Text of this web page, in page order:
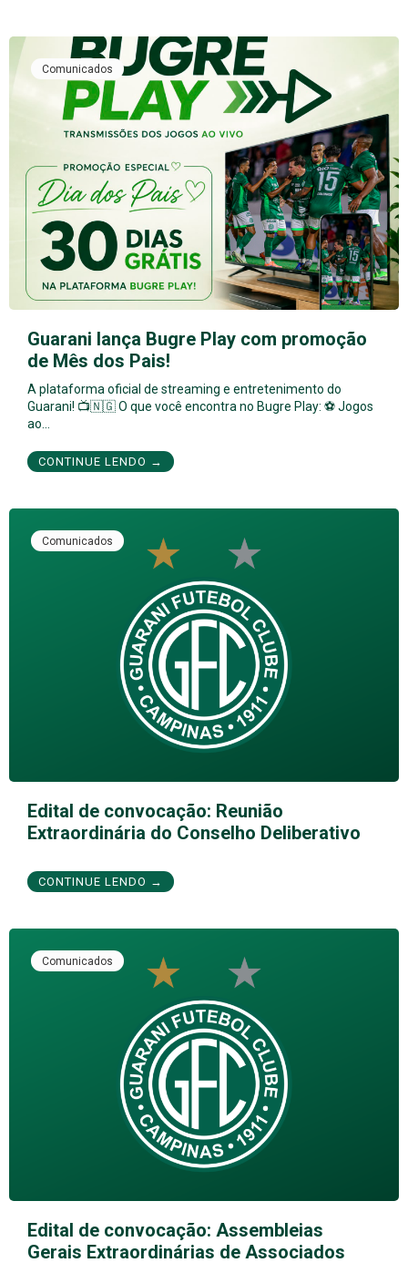
Comunicados
Guarani lança Bugre Play com promoção
de Mês dos Pais!
A plataforma oficial de streaming e entretenimento do
Guarani! 📺🇳🇬 O que você encontra no Bugre Play: ⚽ Jogos
ao…
CONTINUE LENDO →
Comunicados
Edital de convocação: Reunião
Extraordinária do Conselho Deliberativo
CONTINUE LENDO →
Comunicados
Edital de convocação: Assembleias
Gerais Extraordinárias de Associados